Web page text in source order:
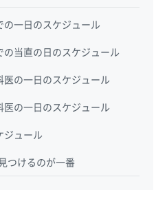
の一日のスケジュール
の当直の日のスケジュール
医の一日のスケジュール
医の一日のスケジュール
ジュール
つけるのが一番